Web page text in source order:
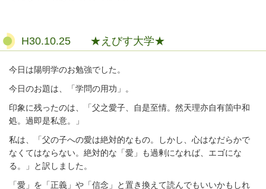
H30.10.25 ★えびす大学★
今日は陽明学のお勉強でした。
今日のお題は、「学問の用功」。
印象に残ったのは、「父之愛子、自是至情。然天理亦自有箇中和
処。過即是私意。」
私は、「父の子への愛は絶対的なもの。しかし、心はなだらかで
なくてはならない。絶対的な「愛」も過剰になれば、エゴにな
る。」と訳しました。
「愛」を「正義」や「信念」と置き換えて読んでもいいかもしれ